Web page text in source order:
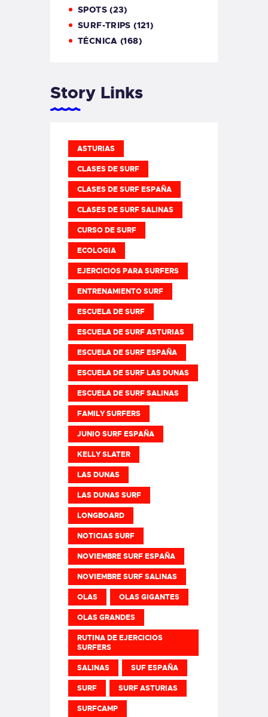
SPOTS(23)
SURF-TRIPS (121)
TÉCNICA (168)
Story Links
ASTURIAS
CLASES DE SURF
CLASES DE SURF ESPAÑA
CLASES DE SURF SALINAS
CURSO DE SURF
ECOLOGIA
EJERCICIOS PARA SURFERS
ENTRENAMIENTO SURF
ESCUELA DE SURF
ESCUELA DE SURF ASTURIAS
ESCUELA DE SURF ESPAÑA
ESCUELA DE SURF LAS DUNAS
ESCUELA DE SURF SALINAS
FAMILY SURFERS
JUNIO SURF ESPAÑA
KELLY SLATER
LAS DUNAS
LAS DUNAS SURF
LONGBOARD
NOTICIAS SURF
NOVIEMBRE SURF ESPAÑA
NOVIEMBRE SURF SALINAS
OLAS OLAS GIGANTES
OLAS GRANDES
RUTINA DE EJERCICIOS
SURFERS
SALINAS SUF ESPAÑA
SURF SURF ASTURIAS
SURFCAMP